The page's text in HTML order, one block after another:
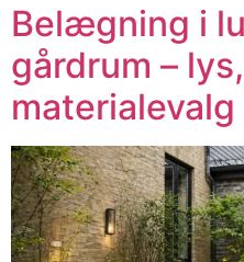
Belægning i
gårdrum –
materialevalg